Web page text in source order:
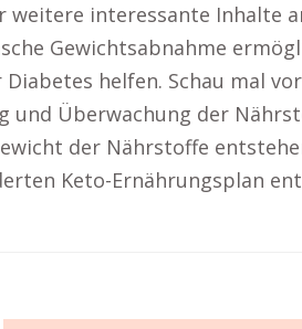
weitere interessante Inhalte
Gewichtsabnahme
helfen. Schau mal
und Überwachung der
der Nährstoffe
Keto-Ernährungsplan